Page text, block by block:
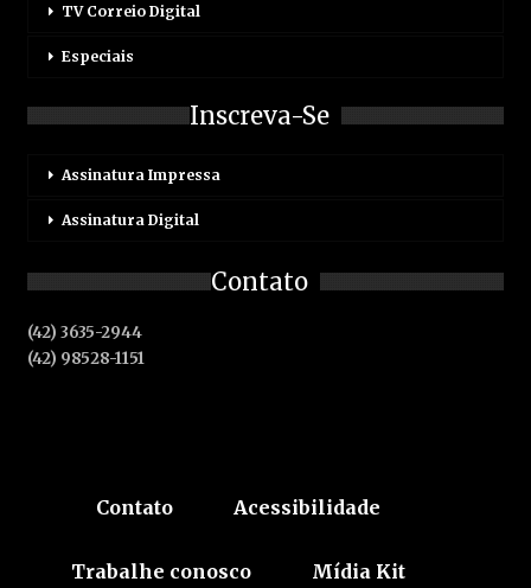
TV Correio Digital
Especiais
Inscreva-Se
Assinatura Impressa
Assinatura Digital
Contato
(42) 3635-2944
(42) 98528-1151
Contato Acessibilidade
Trabalhe conosco Mídia Kit